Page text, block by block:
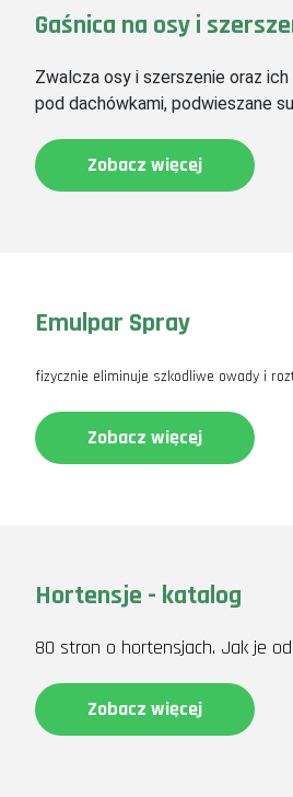
Gaśnica na osy i
Zwalcza osy i szerszenie oraz
pod dachówkami, podwieszane
Zobacz więcej
Emulpar Spray
fizycznie eliminuje szkodliwe owady i
Zobacz więcej
Hortensje - katalog
80 stron o hortensjach. Jak je
Zobacz więcej